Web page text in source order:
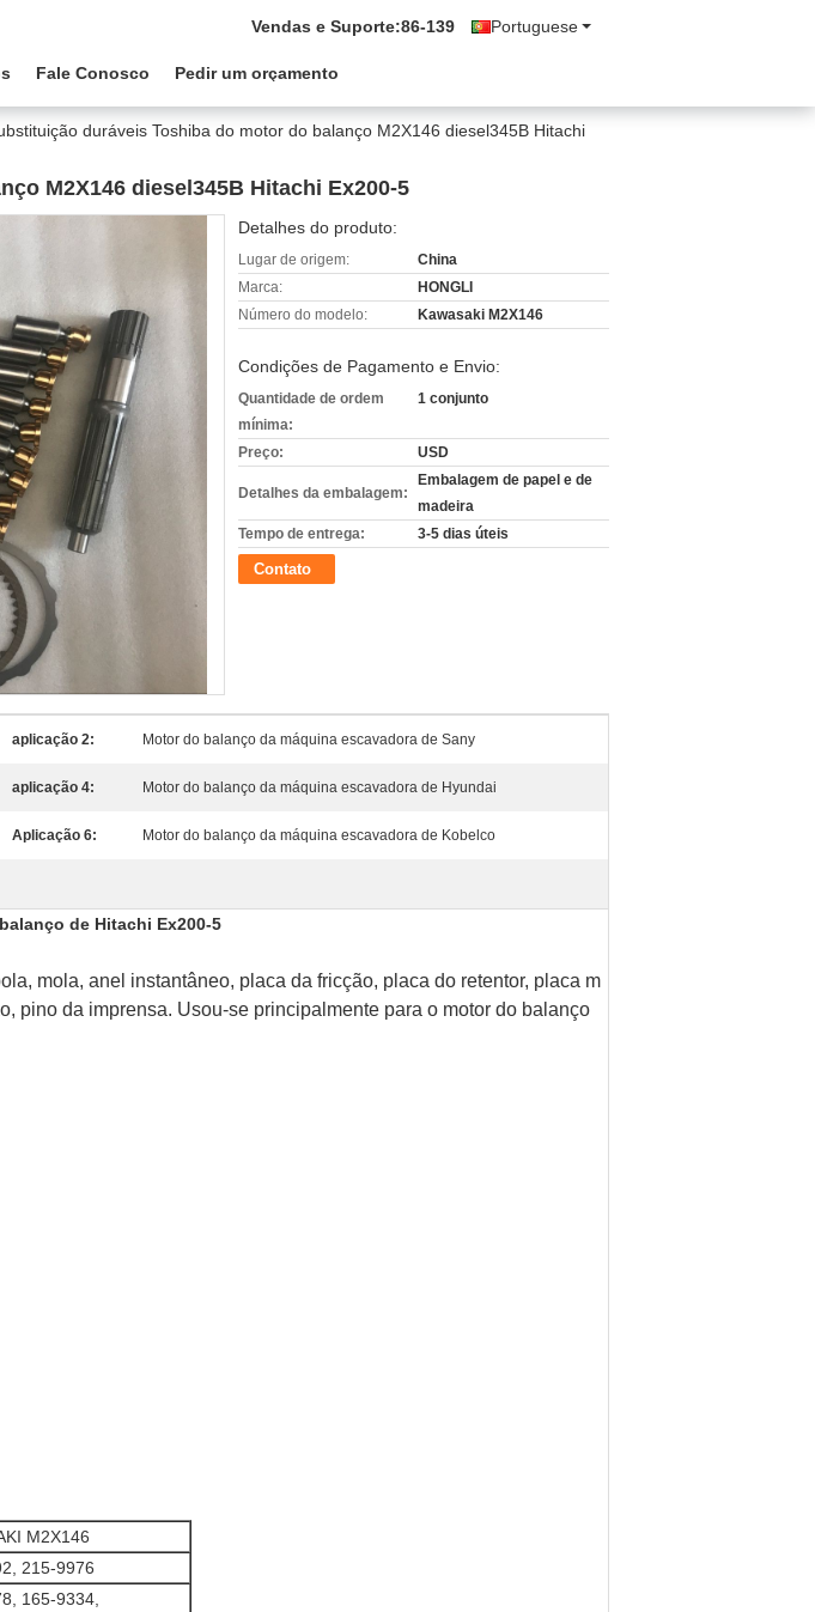
Portuguese
Vendas e Suporte:86-139
Fale Conosco Pedir um orçamento
duráveis Toshiba do motor do balanço M2X146 diesel345B Hitachi
M2X146 diesel345B Hitachi Ex200-5
Detalhes do produto:
Lugar de origem:
China
Marca:
HONGLI
Número do modelo:
Kawasaki M2X146
Condições de Pagamento e Envio:
Quantidade de ordem
mínima:
1 conjunto
Preço: USD
Detalhes da embalagem:
Embalagem de papel e de
madeira
Tempo de entrega:
3-5 dias úteis
Contato
aplicação 2: Motor do balanço da máquina escavadora de Sany
aplicação 4: Motor do balanço da máquina escavadora de Hyundai
Aplicação 6: Motor do balanço da máquina escavadora de Kobelco
de Hitachi Ex200-5
mola, anel instantâneo, placa da fricção, placa do retentor, placa m
pino da imprensa. Usou-se principalmente para o motor do balanço
M2X146
215-9976
165-9334,